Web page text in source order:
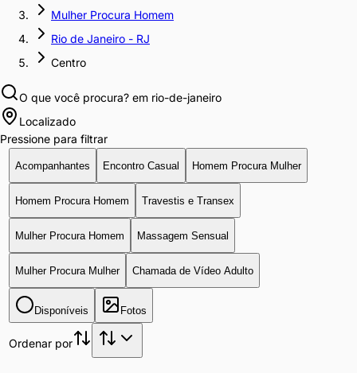
Mulher Procura Homem
Rio de Janeiro - RJ
Centro
O que você procura? em rio-de-janeiro
Localizado
Pressione para filtrar
Acompanhantes Encontro Casual Homem Procura Mulher
Homem Procura Homem Travestis e Transex
Mulher Procura Homem Massagem Sensual
Mulher Procura Mulher Chamada de Vídeo Adulto
Disponíveis Fotos
Ordenar por